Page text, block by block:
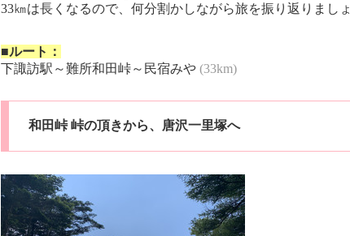
33㎞は長くなるので、何分割かしながら旅を振り返りましょ
■ルート：
下諏訪駅～難所和田峠～民宿みや (33km)
和田峠 峠の頂きから、唐沢一里塚へ